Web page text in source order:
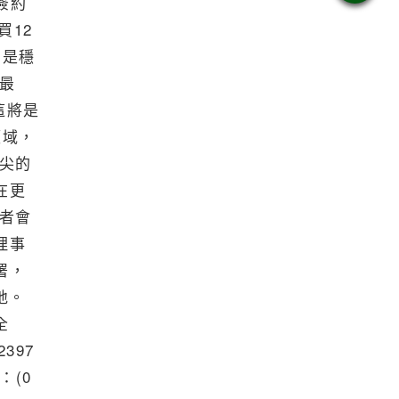
12
穩
將是
，
的
更
會
事
(0